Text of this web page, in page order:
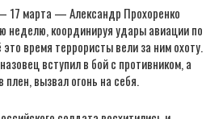
17 марта — Александр Прохоренко
неделю, координируя удары авиации по
время террористы вели за ним охоту.
вступил в бой с противником, а
вызвал огонь на себя.